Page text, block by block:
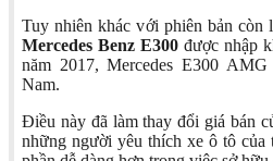
Tuy nhiên khác với phiên bản còn
Mercedes Benz E300 được nhập
năm 2017, Mercedes E300
Nam.
Điều này đã làm thay đổi giá bán
những người yêu thích xe ô tô của